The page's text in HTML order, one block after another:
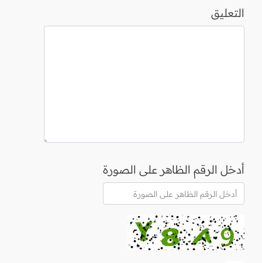
التعليق
أدخل الرقم الظاهر على الصورة